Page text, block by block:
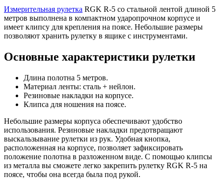
Измерительная рулетка RGK R-5 со стальной лентой длиной 5
метров выполнена в компактном ударопрочном корпусе и
имеет клипсу для крепления на поясе. Небольшие размеры
позволяют хранить рулетку в ящике с инструментами.
Основные характеристики рулетки
Длина полотна 5 метров.
Материал ленты: сталь + нейлон.
Резиновые накладки на корпусе.
Клипса для ношения на поясе.
Небольшие размеры корпуса обеспечивают удобство
использования. Резиновые накладки предотвращают
выскальзывание рулетки из рук. Удобная кнопка,
расположенная на корпусе, позволяет зафиксировать
положение полотна в разложенном виде. С помощью клипсы
из металла вы сможете легко закрепить рулетку RGK R-5 на
поясе, чтобы она всегда была под рукой.